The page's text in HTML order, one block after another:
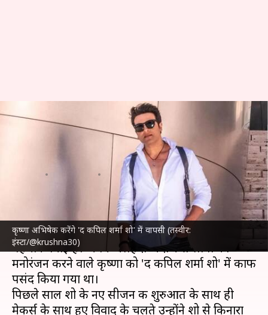
कृष्णा अभिषेक करेंगे 'द कपिल शर्मा शो' में वापसी (तस्वीर:
इंस्टा/@krushna30)
'द कपिल शर्मा शो' में वापसी के लिए
तैयार कृष्णा अभिषेक, मेकर्स संग चल
07:19 pm
कृष्णा अभिषेकने कॉमेडी की दुनिया में अपनी अलग
पहचान बनाई है। अपने अलहदा अंदाज से लोगों का
मनोरंजन करने वाले कृष्णा को 'द कपिल शर्मा शो' में काफी
पसंद किया गया था।
पिछले साल शो के नए सीजन की शुरुआत के साथ ही
मेकर्स के साथ हुए विवाद के चलते उन्होंने शो से किनारा